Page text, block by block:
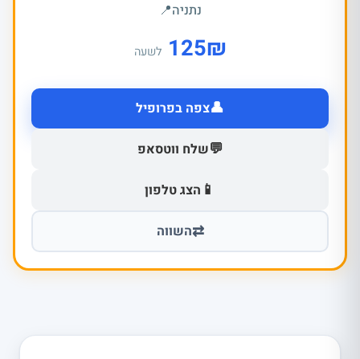
נתניה📍
₪
125 לשעה
👤צפה בפרופיל
💬שלח ווטסאפ
📱 הצג טלפון
⇄השווה